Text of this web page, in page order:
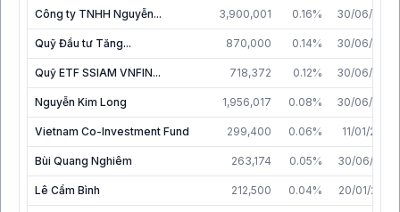
Công ty TNHH Nguyễn... 3,900,001 0.16% 30/06/2026
Quỹ Đầu tư Tăng... 870,000 0.14% 30/06/2020
Quỹ ETF SSIAM VNFIN... 718,372 0.12% 30/06/2020
Nguyễn Kim Long 1,956,017 0.08% 30/06/2026
Vietnam Co-Investment Fund 299,400 0.06% 11/01/2019
Bùi Quang Nghiêm 263,174 0.05% 30/06/2019
Lê Cẩm Bình 212,500 0.04% 20/01/2020